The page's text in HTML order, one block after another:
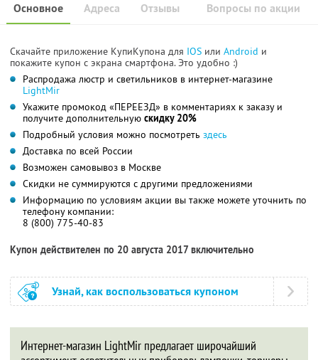
Основное Отзывы Вопросы по акции
Адреса
Скачайте приложение КупиКупона для IOS или Android и
покажите купон с экрана смартфона. Это удобно :)
Распродажа люстр и светильников в интернет-магазине
LightMir
Укажите промокод «ПЕРЕЕЗД» в комментариях к заказу и
получите дополнительную скидку 20%
Подробный условия можно посмотреть здесь
Доставка по всей России
Возможен самовывоз в Москве
Скидки не суммируются с другими предложениями
Информацию по условиям акции вы также можете уточнить по
телефону компании:
8 (800) 775-40-83
Купон действителен по 20 августа 2017 включительно
Узнай, как воспользоваться купоном
Интернет-магазин LightMir предлагает широчайший